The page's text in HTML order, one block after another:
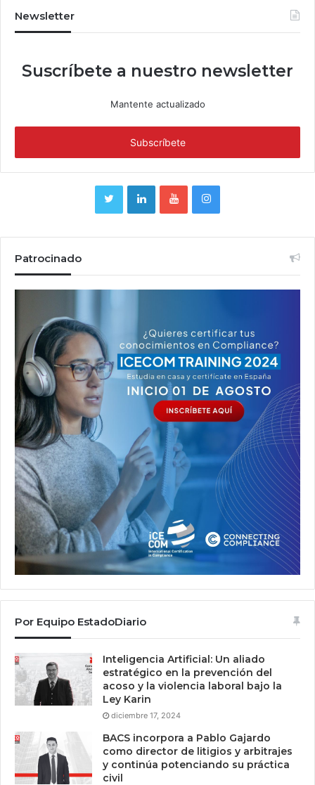
Newsletter
Suscríbete a nuestro newsletter
Mantente actualizado
Patrocinado
Por Equipo EstadoDiario
Inteligencia Artificial: Un aliado
estratégico en la prevención del
acoso y la violencia laboral bajo la
Ley Karin
diciembre 17, 2024
BACS incorpora a Pablo Gajardo
como director de litigios y arbitrajes
y continúa potenciando su práctica
civil